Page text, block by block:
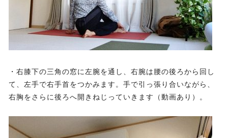
・右膝下の三角の窓に左腕を通し、右腕は腰の後ろから回し
て、左手で右手首をつかみます。手で引っ張り合いながら、
右胸をさらに後ろへ開きねじっていきます（動画あり）。